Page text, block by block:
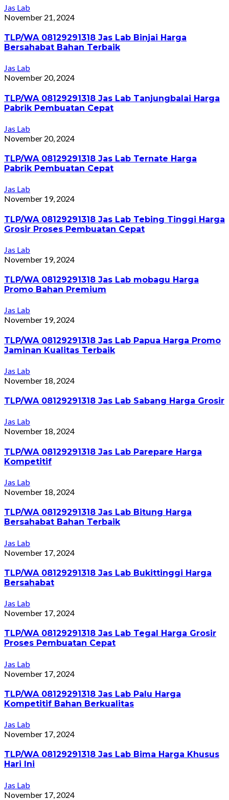
Jas Lab
November 21, 2024
TLP/WA 08129291318 Jas Lab Binjai Harga
Bersahabat Bahan Terbaik
Jas Lab
November 20, 2024
TLP/WA 08129291318 Jas Lab Tanjungbalai Harga
Pabrik Pembuatan Cepat
Jas Lab
November 20, 2024
TLP/WA 08129291318 Jas Lab Ternate Harga
Pabrik Pembuatan Cepat
Jas Lab
November 19, 2024
TLP/WA 08129291318 Jas Lab Tebing Tinggi Harga
Grosir Proses Pembuatan Cepat
Jas Lab
November 19, 2024
TLP/WA 08129291318 Jas Lab mobagu Harga
Promo Bahan Premium
Jas Lab
November 19, 2024
TLP/WA 08129291318 Jas Lab Papua Harga Promo
Jaminan Kualitas Terbaik
Jas Lab
November 18, 2024
TLP/WA 08129291318 Jas Lab Sabang Harga Grosir
Jas Lab
November 18, 2024
TLP/WA 08129291318 Jas Lab Parepare Harga
Kompetitif
Jas Lab
November 18, 2024
TLP/WA 08129291318 Jas Lab Bitung Harga
Bersahabat Bahan Terbaik
Jas Lab
November 17, 2024
TLP/WA 08129291318 Jas Lab Bukittinggi Harga
Bersahabat
Jas Lab
November 17, 2024
TLP/WA 08129291318 Jas Lab Tegal Harga Grosir
Proses Pembuatan Cepat
Jas Lab
November 17, 2024
TLP/WA 08129291318 Jas Lab Palu Harga
Kompetitif Bahan Berkualitas
Jas Lab
November 17, 2024
TLP/WA 08129291318 Jas Lab Bima Harga Khusus
Hari Ini
Jas Lab
November 17, 2024